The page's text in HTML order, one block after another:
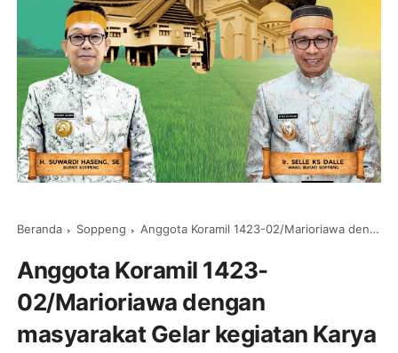
Beranda Soppeng Anggota Koramil 1423-02/Marioriawa dengan masyarakat Gelar kegiatan Karya Bakti
Anggota Koramil 1423-
02/Marioriawa dengan
masyarakat Gelar kegiatan Karya